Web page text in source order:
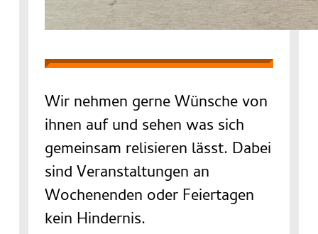
Wir nehmen gerne Wünsche von
ihnen auf und sehen was sich
gemeinsam relisieren lässt. Dabei
sind Veranstaltungen an
Wochenenden oder Feiertagen
kein Hindernis.